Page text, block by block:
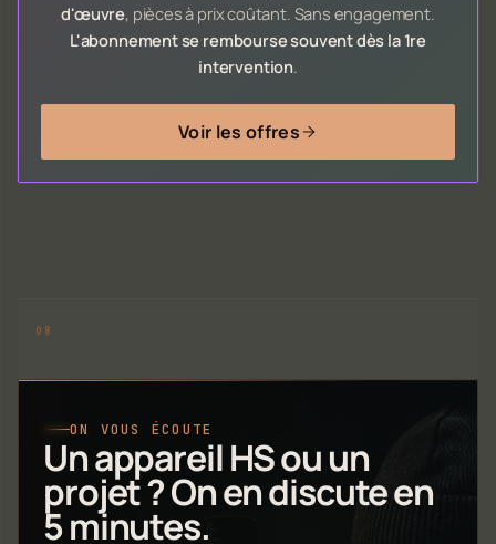
d'œuvre, pièces à prix coûtant. Sans engagement.
L'abonnement se rembourse souvent dès la 1re
intervention.
Voir les offres
ON VOUS ÉCOUTE
Un appareil HS ou un
projet ? On en discute en
5 minutes.